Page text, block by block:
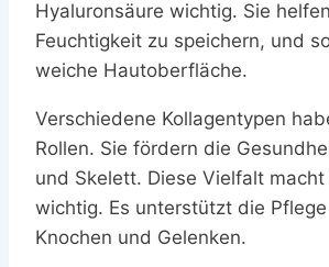
Hyaluronsäure wichtig. Sie
Feuchtigkeit zu speichern, und
weiche Hautoberfläche.
Verschiedene Kollagentypen
Rollen. Sie fördern die
und Skelett. Diese Vielfalt macht
wichtig. Es unterstützt die
Knochen und Gelenken.